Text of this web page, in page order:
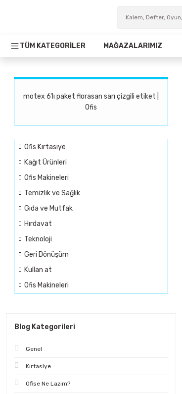
TÜM KATEGORİLER MAĞAZALARIMIZ
motex 6'lı paket florasan sarı çizgili etiket |
Ofis
Ofis Kırtasiye
Kağıt Ürünleri
Ofis Makineleri
Temizlik ve Sağlık
Gıda ve Mutfak
Hırdavat
Teknoloji
Geri Dönüşüm
Kullan at
Ofis Makineleri
Blog Kategorileri
Genel
Kırtasiye
Ofise Ne Lazım?